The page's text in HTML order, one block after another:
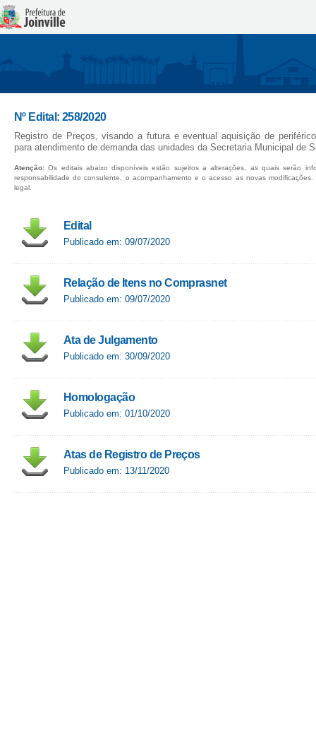
Nº Edital: 258/2020
Registro de Preços, visando a futura e eventual aquisição de
para atendimento de demanda das unidades da Secretaria Municipal de
Atenção: Os editais abaixo disponíveis estão sujeitos a alterações, as quais serão
responsabilidade do consulente, o acompanhamento e o acesso as novas
legal.
Edital
Publicado em: 09/07/2020
Relação de Itens no Comprasnet
Publicado em: 09/07/2020
Ata de Julgamento
Publicado em: 30/09/2020
Homologação
Publicado em: 01/10/2020
Atas de Registro de Preços
Publicado em: 13/11/2020